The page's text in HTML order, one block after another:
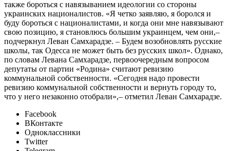
также бороться с навязыванием идеологии со стороны
украинских националистов. «Я четко заявляю, я боролся и
буду бороться с националистами, и когда они мне навязывают
свою позицию, я становлюсь большим украинцем, чем они,–
подчеркнул Леван Самхарадзе. – Будем возобновлять русские
школы, так Одесса не может быть без русских школ». Однако,
по словам Левана Самхарадзе, первоочередным вопросом
депутаты от партии «Родина» считают ревизию
коммунальной собственности. «Сегодня надо провести
ревизию коммунальной собственности и вернуть городу то,
что у него незаконно отобрали»,– отметил Леван Самхарадзе.
Facebook
ВКонтакте
Одноклассники
Twitter